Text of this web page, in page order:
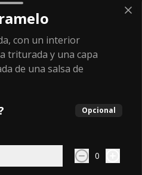
con un interior
triturada y una capa
de una salsa de
Opcional
0